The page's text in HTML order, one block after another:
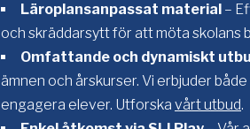
Läroplansanpassat material –
och skräddarsytt för att möta skolans
Omfattande och dynamiskt
ämnen och årskurser. Vi erbjuder
engagera elever. Utforska vårt utbud.